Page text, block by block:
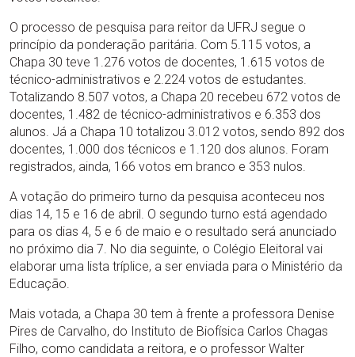
O processo de pesquisa para reitor da UFRJ segue o
princípio da ponderação paritária. Com 5.115 votos, a
Chapa 30 teve 1.276 votos de docentes, 1.615 votos de
técnico-administrativos e 2.224 votos de estudantes.
Totalizando 8.507 votos, a Chapa 20 recebeu 672 votos de
docentes, 1.482 de técnico-administrativos e 6.353 dos
alunos. Já a Chapa 10 totalizou 3.012 votos, sendo 892 dos
docentes, 1.000 dos técnicos e 1.120 dos alunos. Foram
registrados, ainda, 166 votos em branco e 353 nulos.
A votação do primeiro turno da pesquisa aconteceu nos
dias 14, 15 e 16 de abril. O segundo turno está agendado
para os dias 4, 5 e 6 de maio e o resultado será anunciado
no próximo dia 7. No dia seguinte, o Colégio Eleitoral vai
elaborar uma lista tríplice, a ser enviada para o Ministério da
Educação.
Mais votada, a Chapa 30 tem à frente a professora Denise
Pires de Carvalho, do Instituto de Biofísica Carlos Chagas
Filho, como candidata a reitora, e o professor Walter